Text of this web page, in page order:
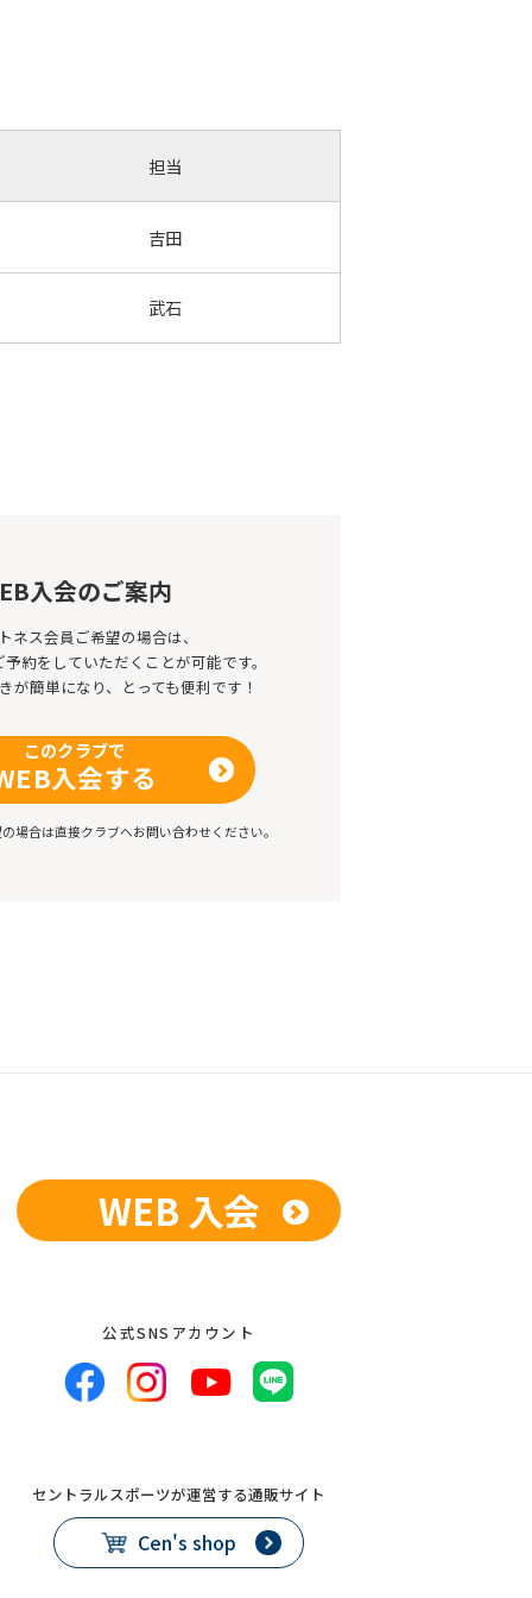
担当
吉田
武石
入会のご案内
ネス会員ご希望の場合は、
約をしていただくことが可能です。
が簡単になり、とっても便利です！
このクラブで
入会する
場合は直接クラブへお問い合わせください。
WEB 入会
公式SNSアカウント
セントラルスポーツが運営する通販サイト
Cen's shop